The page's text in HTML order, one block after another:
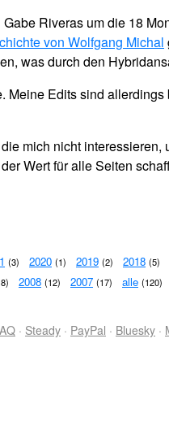
Riveras um die 18
von Wolfgang Michal
was durch den
Meine Edits sind
mich nicht interessieren,
Wert für alle Seiten
(3) 2020 (1) 2019 (2) 2018 (5)
2008 (12) 2007 (17) alle (120)
· Steady · PayPal · Bluesky ·